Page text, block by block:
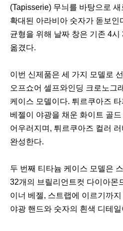
(Tapisserie) 무늬를 바탕으로
확대된 아라비아 숫자가 돋보인
균형을 위해 날짜 창은 기존 4
옮겼다.
이번 신제품은 세 가지 모델로
오프쇼어 셀프와인딩 크로노그
케이스 모델이다. 튀르쿠아즈
베젤이 야광을 채운 화이트 골
어우러지며, 튀르쿠아즈 컬러
완성한다.
두 번째 티타늄 케이스 모델은
32개의 브릴리언트컷 다이아몬
이너 베젤, 스트랩에 이르기까
야광 핸드와 숫자의 흰색 디테